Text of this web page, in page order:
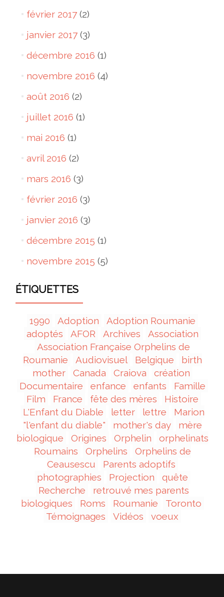
février 2017(2)
janvier 2017(3)
décembre 2016 (1)
novembre 2016 (4)
août 2016 (2)
juillet 2016 (1)
mai 2016 (1)
avril 2016 (2)
mars 2016 (3)
février 2016 (3)
janvier 2016 (3)
décembre 2015 (1)
novembre 2015 (5)
ÉTIQUETTES
1990 Adoption
Adoption Roumanie
adoptés
AFOR Archives
Association
Association Française Orphelins de
Roumanie
Audiovisuel Belgique
birth
mother
Canada Craiova
création
Documentaire
enfance enfants
Famille
Film
France fête des mères
Histoire
L'Enfant du Diable
letter lettre
Marion
"l'enfant du diable"
mother's day
mère
biologique
Origines Orphelin
orphelinats
Roumains
Orphelins
Orphelins de
Ceausescu
Parents adoptifs
photographies
Projection
quête
Recherche
retrouvé mes parents
biologiques
Roms Roumanie
Toronto
Témoignages
Vidéos voeux